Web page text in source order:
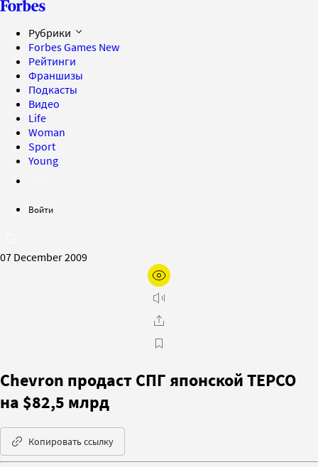
Рубрики
Forbes Games New
Рейтинги
Франшизы
Подкасты
Видео
Life
Woman
Sport
Young
Войти
07 December 2009
Chevron продаст СПГ японской ТЕРСО
на $82,5 млрд
Копировать ссылку